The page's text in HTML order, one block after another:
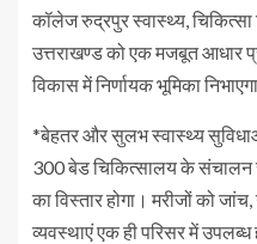
कॉलेज रुद्रपुर स्वास्थ्य, चिकित्सा
उत्तराखण्ड को एक मजबूत आधार
विकास में निर्णायक भूमिका
*बेहतर और सुलभ स्वास्थ्य
300 बेड चिकित्सालय के संचालन
का विस्तार होगा। मरीजों को
व्यवस्थाएं एक ही परिसर में